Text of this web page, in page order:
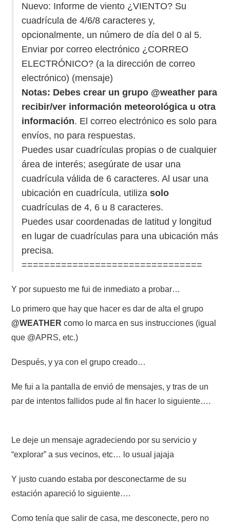
Nuevo: Informe de viento ¿VIENTO? Su
cuadrícula de 4/6/8 caracteres y,
opcionalmente, un número de día del 0 al 5.
Enviar por correo electrónico ¿CORREO
ELECTRÓNICO? (a la dirección de correo
electrónico) (mensaje)
Notas: Debes crear un grupo @weather para
recibir/ver información meteorológica u otra
información. El correo electrónico es solo para
envíos, no para respuestas.
Puedes usar cuadrículas propias o de cualquier
área de interés; asegúrate de usar una
cuadrícula válida de 6 caracteres. Al usar una
ubicación en cuadrícula, utilizasolo
cuadrículas de 4, 6 u 8 caracteres.
Puedes usar coordenadas de latitud y longitud
en lugar de cuadrículas para una ubicación más
precisa.
================================
Y por supuesto me fui de inmediato a probar…
Lo primero que hay que hacer es dar de alta el grupo
@WEATHER como lo marca en sus instrucciones (igual
que @APRS, etc.)
Después, y ya con el grupo creado…
Me fui a la pantalla de envió de mensajes, y tras de un
par de intentos fallidos pude al fin hacer lo siguiente….
Le deje un mensaje agradeciendo por su servicio y
“explorar” a sus vecinos, etc… lo usual jajaja
Y justo cuando estaba por desconectarme de su
estación apareció lo siguiente….
Como tenía que salir de casa, me desconecte, pero no